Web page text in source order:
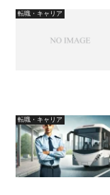
転職・キャリア
転職・キャリア